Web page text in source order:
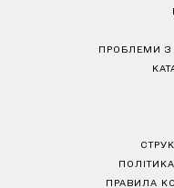
ПРОБЛЕМИ З
ПРАВИЛА